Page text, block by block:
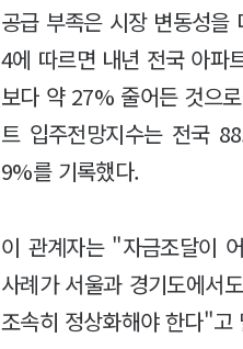
공급 부족은 시장 변동성을
4에 따르면 내년 전국 아파
보다 약 27% 줄어든 것으
트 입주전망지수는 전국
9%를 기록했다.
이 관계자는 "자금조달이
사례가 서울과 경기도에서
조속히 정상화해야 한다"고